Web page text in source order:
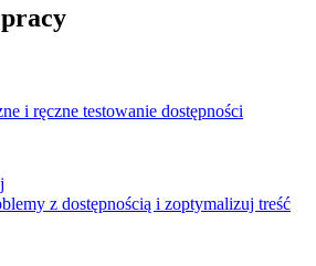
i ręczne testowanie dostępności
z dostępnością i zoptymalizuj treść